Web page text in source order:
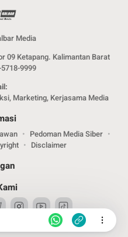
Media
09 Ketapang. Kalimantan Barat
9999
Marketing, Kerjasama Media
Pedoman Media Siber
Disclaimer